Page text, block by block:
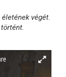
végét.